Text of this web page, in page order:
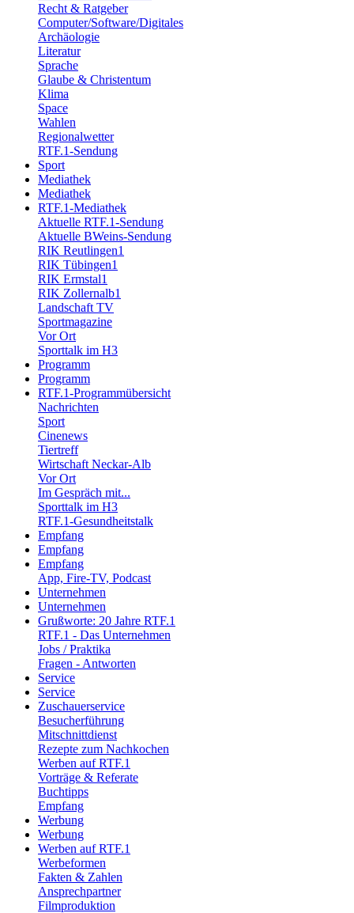
Recht & Ratgeber
Computer/Software/Digitales
Archäologie
Literatur
Sprache
Glaube & Christentum
Klima
Space
Wahlen
Regionalwetter
RTF.1-Sendung
Sport
Mediathek
Mediathek
RTF.1-Mediathek
Aktuelle RTF.1-Sendung
Aktuelle BWeins-Sendung
RIK Reutlingen1
RIK Tübingen1
RIK Ermstal1
RIK Zollernalb1
Landschaft TV
Sportmagazine
Vor Ort
Sporttalk im H3
Programm
Programm
RTF.1-Programmübersicht
Nachrichten
Sport
Cinenews
Tiertreff
Wirtschaft Neckar-Alb
Vor Ort
Im Gespräch mit...
Sporttalk im H3
RTF.1-Gesundheitstalk
Empfang
Empfang
Empfang
App, Fire-TV, Podcast
Unternehmen
Unternehmen
Grußworte: 20 Jahre RTF.1
RTF.1 - Das Unternehmen
Jobs / Praktika
Fragen - Antworten
Service
Service
Zuschauerservice
Besucherführung
Mitschnittdienst
Rezepte zum Nachkochen
Werben auf RTF.1
Vorträge & Referate
Buchtipps
Empfang
Werbung
Werbung
Werben auf RTF.1
Werbeformen
Fakten & Zahlen
Ansprechpartner
Filmproduktion